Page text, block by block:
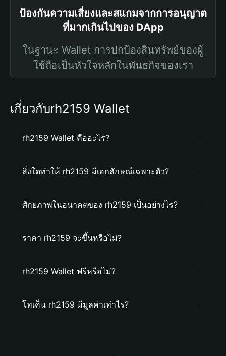
ป้องกันความเสี่ยงและสแกมจากการอนุญาต
ที่มากเกินไปของ DApp
ในฐานะ Wallet การปกป้องสินทรัพย์ของผู้
ใช้ถือเป็นหัวใจหลักในพันธกิจของเรา
เกี่ยวกับrh2159 Wallet
rh2159 Wallet คืออะไร?
สิ่งใดทำให้ rh2159 มีเอกลักษณ์เฉพาะตัว?
ศักยภาพในอนาคตของ rh2159 เป็นอย่างไร?
ราคา rh2159 จะขึ้นหรือไม่?
rh2159 Wallet ฟรีหรือไม่?
โทเค็น rh2159 มีมูลค่าเท่าไร?